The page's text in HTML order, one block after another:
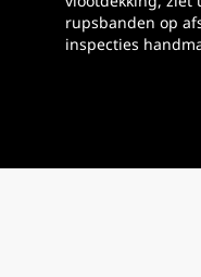
rupsbanden op
inspecties